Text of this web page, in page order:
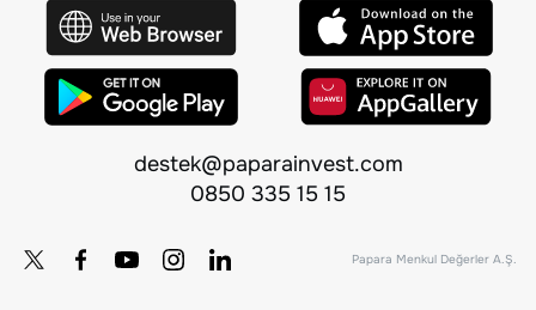
destek@paparainvest.com
0850 335 15 15
Papara Menkul Değerler A.Ş.